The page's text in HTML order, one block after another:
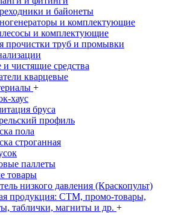
и байонеты
и комплектующие
и комплектующие
прочистки труб и промывки
чистящие средства
кварцевые
+
хаус
бруса
профиль
пола
строганная
паллеты
товары
низкого давления (Краскопульт)
продукция: CTM, промо-товары,
таблички, магниты и др. +